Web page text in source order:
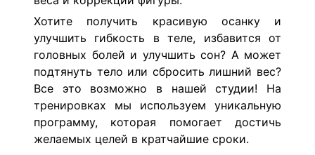
Хотите получить красивую осанку и
улучшить гибкость в теле, избавится от
головных болей и улучшить сон? А может
подтянуть тело или сбросить лишний вес?
Все это возможно в нашей студии! На
тренировках мы используем уникальную
программу, которая помогает достичь
желаемых целей в кратчайшие сроки.